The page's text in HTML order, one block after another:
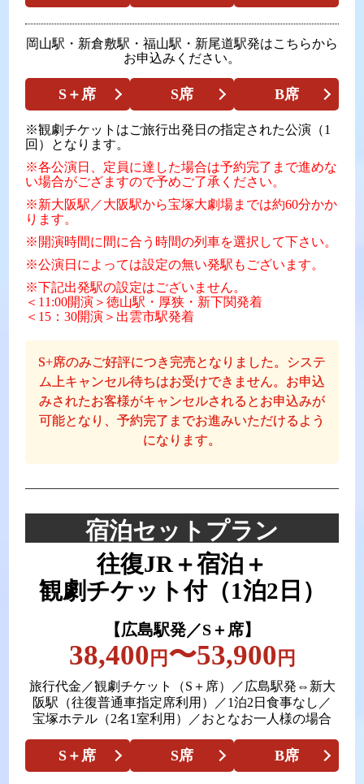
岡山駅・新倉敷駅・福山駅・新尾道駅発はこちらから
お申込みください。
S＋席 S席 B席
※観劇チケットはご旅行出発日の指定された公演（1
回）となります。
※各公演日、定員に達した場合は予約完了まで進めな
い場合がござますので予めご了承ください。
※新大阪駅／大阪駅から宝塚大劇場までは約60分かか
ります。
※開演時間に間に合う時間の列車を選択して下さい。
※公演日によっては設定の無い発駅もございます。
※下記出発駅の設定はございません。
＜11:00開演＞徳山駅・厚狭・新下関発着
＜15：30開演＞出雲市駅発着
S+席のみご好評につき完売となりました。システ
ム上キャンセル待ちはお受けできません。 お申込
みされたお客様がキャンセルされるとお申込みが
可能となり、予約完了までお進みいただけるよう
になります。
宿泊セットプラン
往復JR＋宿泊＋
観劇チケット付（1泊2日）
【広島駅発／S＋席】
38,400 円 〜53,900 円
旅行代金／観劇チケット（S＋席）／広島駅発⇔新大
阪駅（往復普通車指定席利用）／1泊2日食事なし／
宝塚ホテル（2名1室利用）／おとなお一人様の場合
S＋席 S席 B席